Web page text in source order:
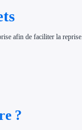
afin de faciliter la reprise.
?